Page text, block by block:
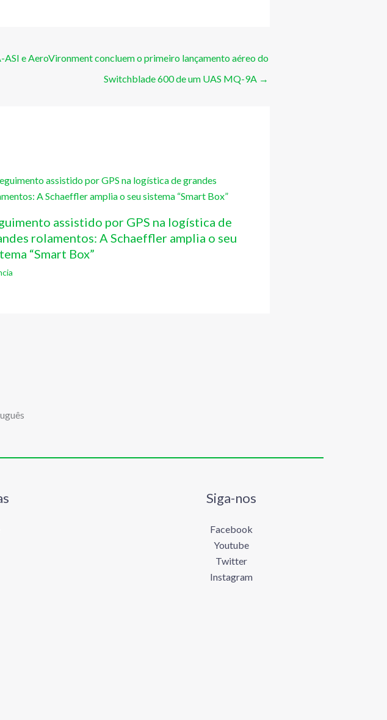
ASI e AeroVironment concluem o primeiro lançamento aéreo do
Switchblade 600 de um UAS MQ-9A →
assistido por GPS na logística de
rolamentos: A Schaeffler amplia o seu
“Smart Box”
Siga-nos
Facebook
Youtube
Twitter
Instagram